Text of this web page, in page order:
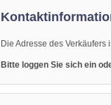
Die Adresse des
Bitte loggen Sie sich ein